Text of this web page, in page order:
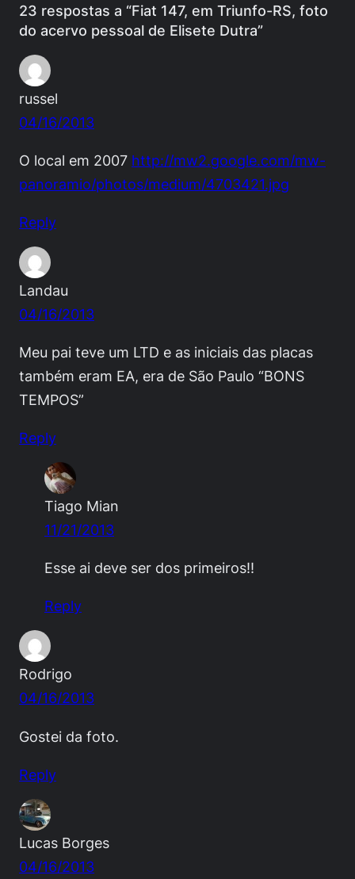
23 respostas a “Fiat 147, em Triunfo-RS, foto
do acervo pessoal de Elisete Dutra”
russel
04/16/2013
O local em 2007 http://mw2.google.com/mw-
panoramio/photos/medium/4703421.jpg
Reply
Landau
04/16/2013
Meu pai teve um LTD e as iniciais das placas
também eram EA, era de São Paulo “BONS
TEMPOS”
Reply
Tiago Mian
11/21/2013
Esse ai deve ser dos primeiros!!
Reply
Rodrigo
04/16/2013
Gostei da foto.
Reply
Lucas Borges
04/16/2013